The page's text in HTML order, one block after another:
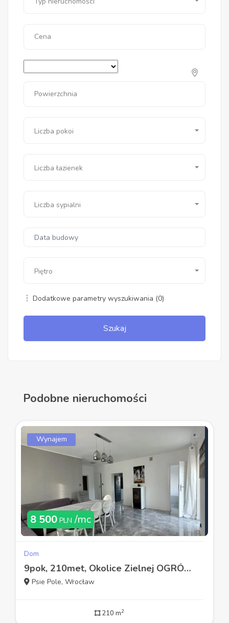
Cena
Powierzchnia
Liczba pokoi
Liczba łazienek
Liczba sypialni
Piętro
Dodatkowe parametry wyszukiwania (0)
Szukaj
Podobne nieruchomości
Wynajem
8 500 PLN /mc
Dom
9pok, 210met, Okolice Zielnej OGRÓD/2018 (Wrocław)
Psie Pole, Wrocław
210 m2